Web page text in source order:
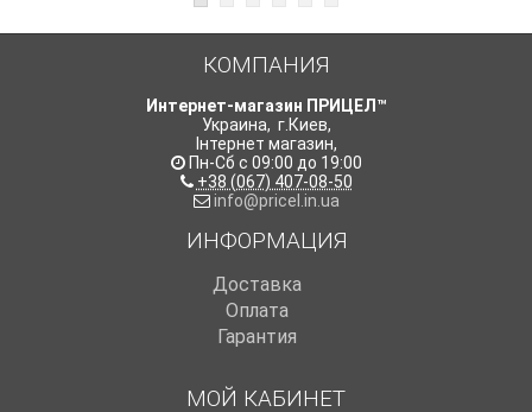
КОМПАНИЯ
Интернет-магазин ПРИЦЕЛ™
Украина, г.Киев,
Інтернет магазин,
Пн-Сб с 09:00 до 19:00
+38 (067) 407-08-50
info@pricel.in.ua
ИНФОРМАЦИЯ
Доставка
Оплата
Гарантия
МОЙ КАБИНЕТ